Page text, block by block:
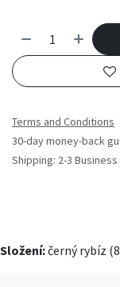
Terms and Conditions
30-day money-back
Shipping: 2-3 Business
Složení:černý rybíz